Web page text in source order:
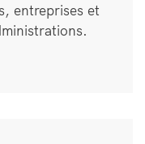
entreprises et